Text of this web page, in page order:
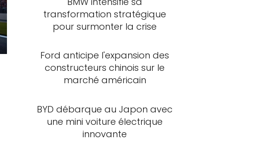
transformation stratégique
pour surmonter la crise
Ford anticipe l'expansion des
constructeurs chinois sur le
marché américain
BYD débarque au Japon avec
une mini voiture électrique
innovante